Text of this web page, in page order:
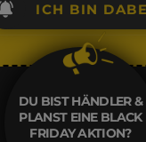
DU BIST HÄNDLER &
PLANST EINE BLACK
FRIDAY AKTION?
ICH BIN